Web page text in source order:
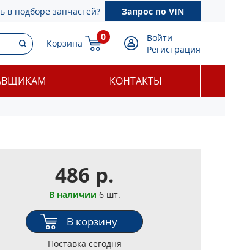
подборе запчастей? Запрос по VIN
Корзина
0
Войти
Регистрация
КОНТАКТЫ
486 р.
В наличии 6 шт.
В корзину
Поставка сегодня